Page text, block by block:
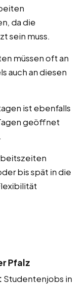
da die
sein muss.
müssen oft an
auch an diesen
ist ebenfalls
geöffnet
bis spät in die
Pfalz
Studentenjobs in